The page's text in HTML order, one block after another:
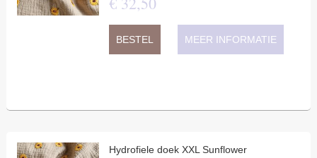
BESTEL MEER INFORMATIE
Hydrofiele doek XXL Sunflower